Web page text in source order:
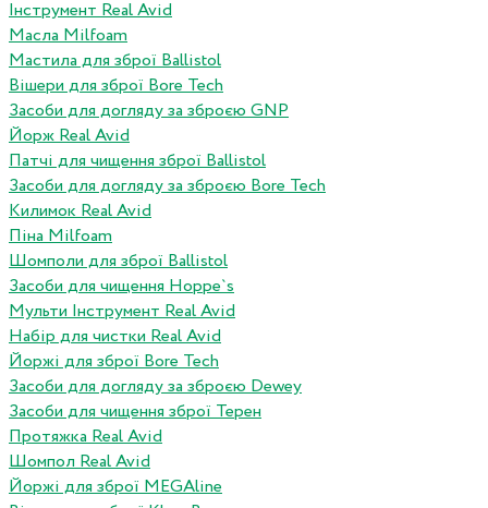
Інструмент Real Avid
Масла Milfoam
Мастила для зброї Ballistol
Вішери для зброї Bore Tech
Засоби для догляду за зброєю GNP
Йорж Real Avid
Патчі для чищення зброї Ballistol
Засоби для догляду за зброєю Bore Tech
Килимок Real Avid
Піна Milfoam
Шомполи для зброї Ballistol
Засоби для чищення Hoppe`s
Мульти Інструмент Real Avid
Набір для чистки Real Avid
Йоржі для зброї Bore Tech
Засоби для догляду за зброєю Dewey
Засоби для чищення зброї Терен
Протяжка Real Avid
Шомпол Real Avid
Йоржі для зброї MEGAline